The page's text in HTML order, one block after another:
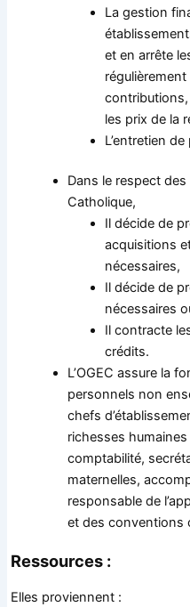
La gestion
et en arrête
les prix de la
L’entretien
Dans le respect
Catholique,
Il décide de
acquisitions
nécessaires,
Il décide de
nécessaires
Il contracte
crédits.
L’OGEC assure la
personnels non
chefs
richesses
comptabilité,
maternelles,
responsable de
et des conventions
Ressources :
Elles proviennent :